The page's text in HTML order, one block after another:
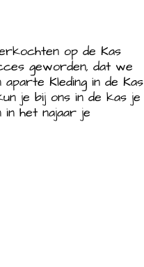
op de Kas
geworden, dat we
Kleding in de Kas
je bij ons in de kas je
het najaar je